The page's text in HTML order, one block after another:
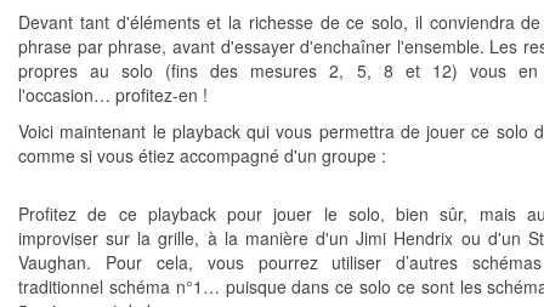
Devant tant d'éléments et la richesse de ce solo, il conviendra
phrase par phrase, avant d'essayer d'enchaîner l'ensemble. Les
propres au solo (fins des mesures 2, 5, 8 et 12) vous en
l'occasion… profitez-en !
Voici maintenant le playback qui vous permettra de jouer ce solo
comme si vous étiez accompagné d'un groupe :
Profitez de ce playback pour jouer le solo, bien sûr, mais
improviser sur la grille, à la manière d'un Jimi Hendrix ou d'un
Vaughan. Pour cela, vous pourrez utiliser d’autres
traditionnel schéma n°1… puisque dans ce solo ce sont les